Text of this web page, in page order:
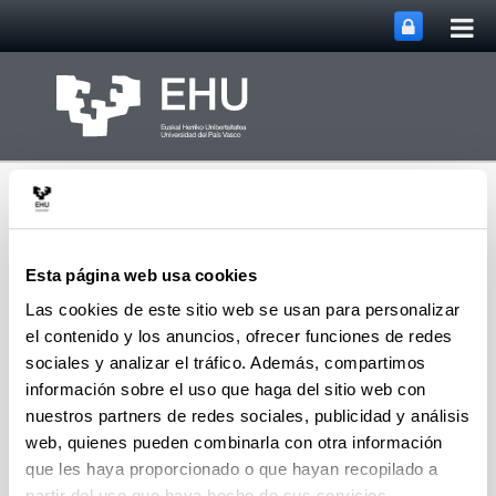
Esta página web usa cookies
Las cookies de este sitio web se usan para personalizar
el contenido y los anuncios, ofrecer funciones de redes
sociales y analizar el tráfico. Además, compartimos
información sobre el uso que haga del sitio web con
nuestros partners de redes sociales, publicidad y análisis
web, quienes pueden combinarla con otra información
que les haya proporcionado o que hayan recopilado a
FEL XXIX 2025 MenúAbrir/cerrar
Garrantzizko datak
2025eko maiatzaren 15a
ekainaren 1a: abstract-
ak igotzeko azken eguna.Epea ekainaren